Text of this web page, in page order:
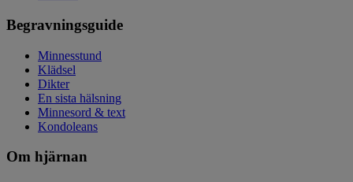
Begravningsguide
Minnesstund
Klädsel
Dikter
En sista hälsning
Minnesord & text
Kondoleans
Om hjärnan